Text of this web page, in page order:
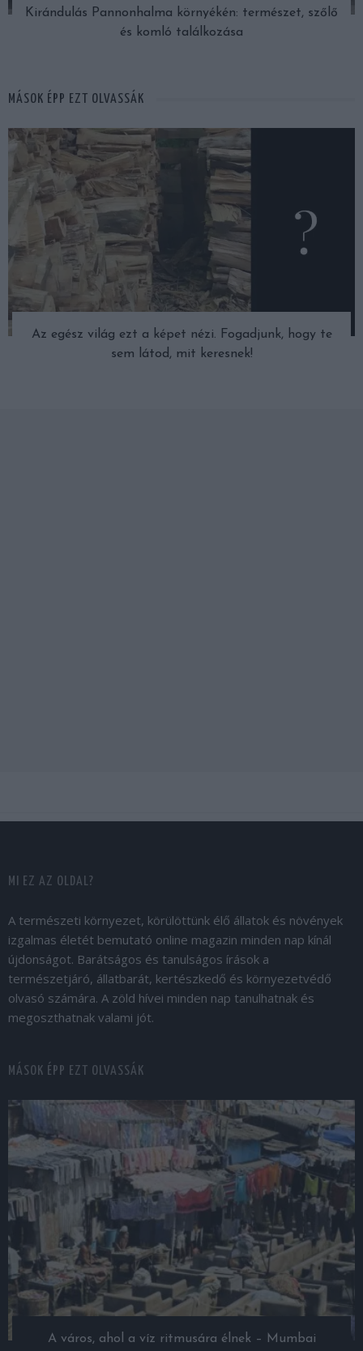
Kirándulás Pannonhalma környékén: természet, szőlő
és komló találkozása
MÁSOK ÉPP EZT OLVASSÁK
Az egész világ ezt a képet nézi. Fogadjunk, hogy te
sem látod, mit keresnek!
MI EZ AZ OLDAL?
A természeti környezet, körülöttünk élő állatok és növények
izgalmas életét bemutató online magazin minden nap kínál
újdonságot. Barátságos és tanulságos írások a
természetjáró, állatbarát, kertészkedő és környezetvédő
olvasó számára. A zöld hívei minden nap tanulhatnak és
megoszthatnak valami jót.
MÁSOK ÉPP EZT OLVASSÁK
A város, ahol a víz ritmusára élnek – Mumbai